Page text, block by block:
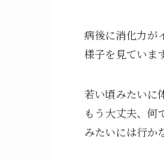
病後に消化力が
様子を見ていま
若い頃みたいに
もう大丈夫、何
みたいには行か